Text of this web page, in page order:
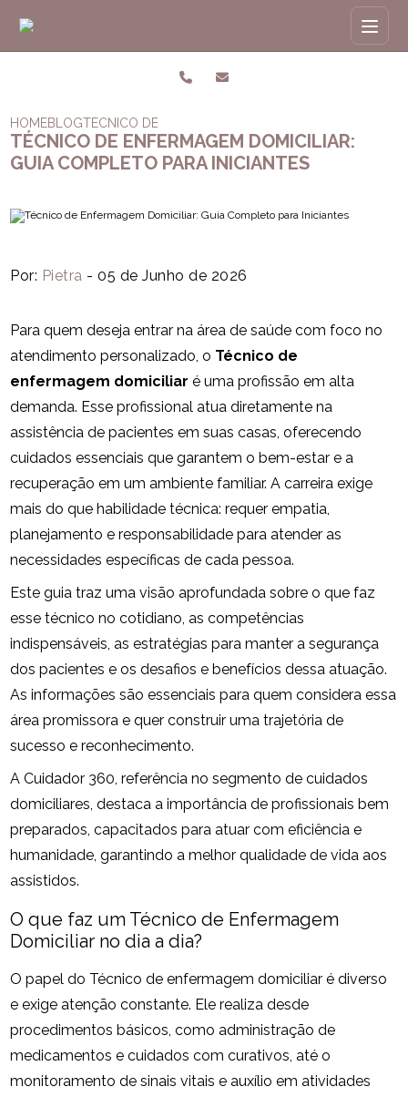
HOMEBLOGTÉCNICO DE ENFERMAGEM DOMICILIAR: GUIA
TÉCNICO DE ENFERMAGEM DOMICILIAR:
GUIA COMPLETO PARA INICIANTES
Por: Pietra - 05 de Junho de 2026
Para quem deseja entrar na área de saúde com foco no
atendimento personalizado, o Técnico de
enfermagem domiciliar é uma profissão em alta
demanda. Esse profissional atua diretamente na
assistência de pacientes em suas casas, oferecendo
cuidados essenciais que garantem o bem-estar e a
recuperação em um ambiente familiar. A carreira exige
mais do que habilidade técnica: requer empatia,
planejamento e responsabilidade para atender as
necessidades específicas de cada pessoa.
Este guia traz uma visão aprofundada sobre o que faz
esse técnico no cotidiano, as competências
indispensáveis, as estratégias para manter a segurança
dos pacientes e os desafios e benefícios dessa atuação.
As informações são essenciais para quem considera essa
área promissora e quer construir uma trajetória de
sucesso e reconhecimento.
A Cuidador 360, referência no segmento de cuidados
domiciliares, destaca a importância de profissionais bem
preparados, capacitados para atuar com eficiência e
humanidade, garantindo a melhor qualidade de vida aos
assistidos.
O que faz um Técnico de Enfermagem
Domiciliar no dia a dia?
O papel do Técnico de enfermagem domiciliar é diverso
e exige atenção constante. Ele realiza desde
procedimentos básicos, como administração de
medicamentos e cuidados com curativos, até o
monitoramento de sinais vitais e auxílio em atividades